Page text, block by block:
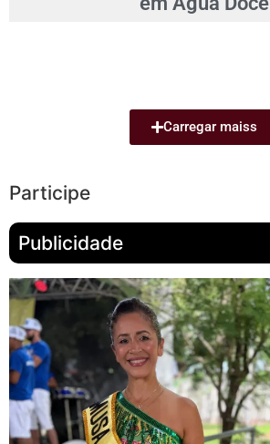
Carregar maiss
Participe
Publicidade